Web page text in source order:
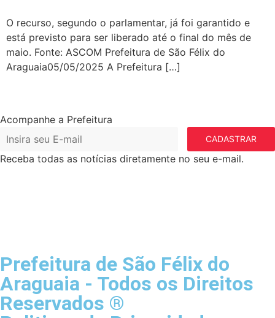
O recurso, segundo o parlamentar, já foi garantido e
está previsto para ser liberado até o final do mês de
maio. Fonte: ASCOM Prefeitura de São Félix do
Araguaia05/05/2025 A Prefeitura […]
Acompanhe a Prefeitura
CADASTRAR
Receba todas as notícias diretamente no seu e-mail.
Prefeitura de São Félix do
Araguaia - Todos os Direitos
Reservados ®